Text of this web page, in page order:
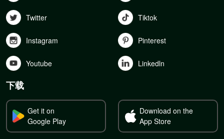
Twitter Tiktok
Instagram Pinterest
Youtube Linkedln
下载
Get it on
Google Play
Download on the
App Store